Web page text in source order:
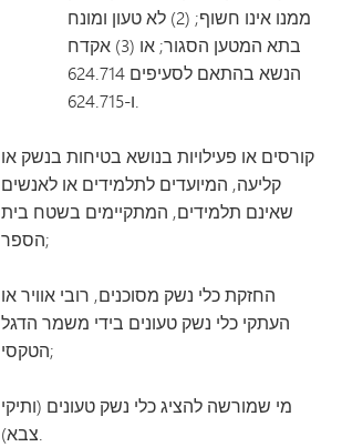
ממנו אינו חשוף; (2) לא טעון ומונח
בתא המטען הסגור; או (3) אקדח
הנשא בהתאם לסעיפים 624.714
ו-624.715.
קורסים או פעילויות בנושא בטיחות בנשק או
קליעה, המיועדים לתלמידים או לאנשים
שאינם תלמידים, המתקיימים בשטח בית
הספר;
החזקת כלי נשק מסוכנים, רובי אוויר או
העתקי כלי נשק טעונים בידי משמר הדגל
הטקסי;
מי שמורשה להציג כלי נשק טעונים (ותיקי
צבא).